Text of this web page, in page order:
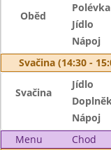
Oběd
Polévka
Jídlo
Nápoj
Svačina (14:30 -
Svačina
Jídlo
Nápoj
Menu
Chod